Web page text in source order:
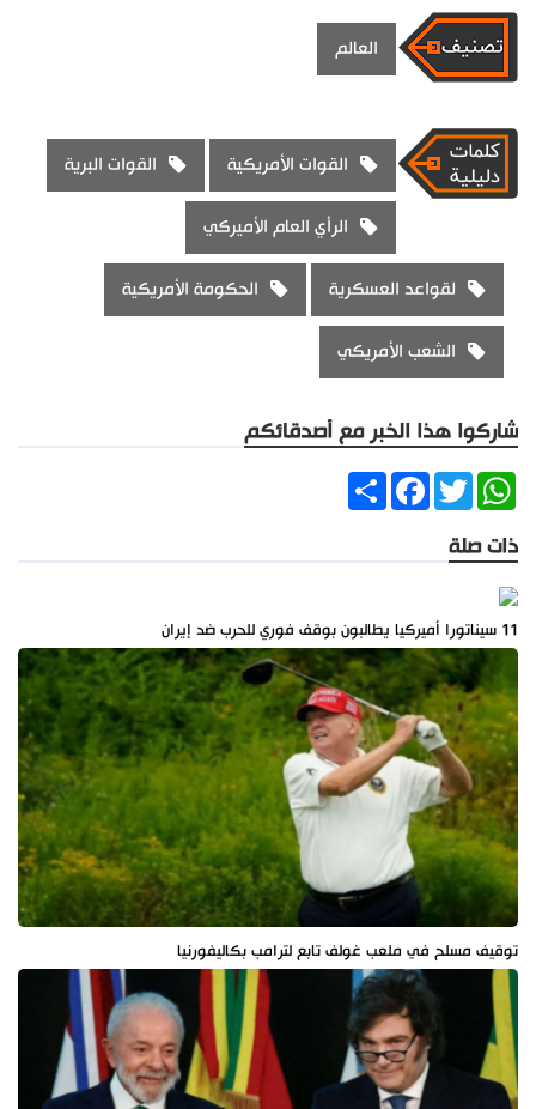
العالم
القوات الأمريكية القوات البرية
الرأي العام الأميركي
لقواعد العسكرية الحكومة الأمريكية
الشعب الأمريكي
شاركوا هذا الخبر مع أصدقائكم
ShareFacebookTwitter
WhatsApp
ذات صلة
11 سيناتورا أميركيا يطالبون بوقف فوري للحرب ضد إيران
توقيف مسلح في ملعب غولف تابع لترامب بكاليفورنيا